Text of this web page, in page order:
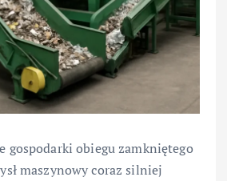
gospodarki obiegu zamkniętego
maszynowy coraz silniej